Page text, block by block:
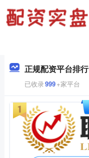
正规配资平台排行
已收录999+家平台